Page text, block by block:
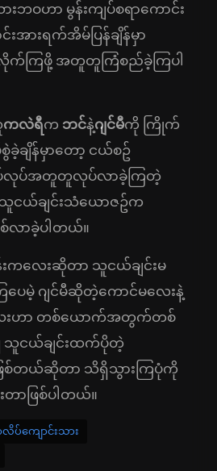
းဘဝဟာ မွန်းကျပ်စရာကောင်း
ားရက်အိမ်ပြန်ချိန်မှာ
က်ကြဖို့ အတူတူကြံစည်ခဲ့ကြပါ
ကလဲရီက ဘင်နဲ့ဂျင်မီကို ကြိုက်
ခဲ့ချိန်မှာတော့ ငယ်စဥ်
ပ်အတူတူလုပ်လာခဲ့ကြတဲ့
သူငယ်ချင်းသံယောဇဥ်က
စ်လာခဲ့ပါတယ်။
းကလေးဆိုတာ သူငယ်ချင်းမ
ြပေမဲ့ ဂျင်မီဆိုတဲ့ကောင်မလေးနဲ့
းဟာ တစ်ယောက်အတွက်တစ်
သူငယ်ချင်းထက်ပိုတဲ့
ဖြစ်တယ်ဆိုတာ သိရှိသွားကြပုံကို
တာဖြစ်ပါတယ်။
ပ်ကျောင်းသား